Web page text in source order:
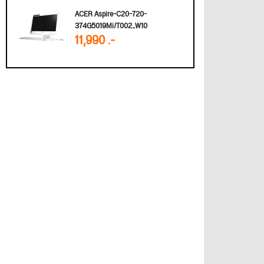
ACER Aspire-C20-720-
374G5019Mi/T002_W10
11,990 .-